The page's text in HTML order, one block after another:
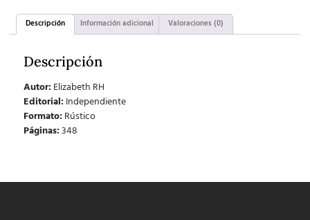
Descripción Información adicional Valoraciones (0)
Descripción
Autor:Elizabeth RH
Editorial:Independiente
Formato:Rústico
Páginas:348